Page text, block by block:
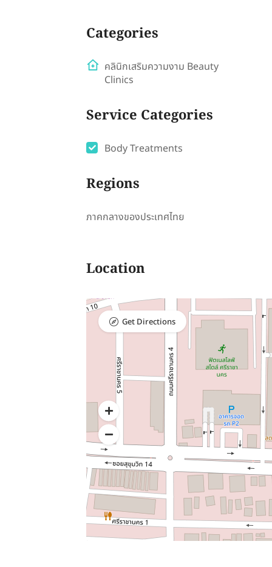
Categories
คลินิกเสริมความงาม Beauty
Clinics
Service Categories
Body Treatments
Regions
ภาคกลางของประเทศไทย
Location
Get Directions